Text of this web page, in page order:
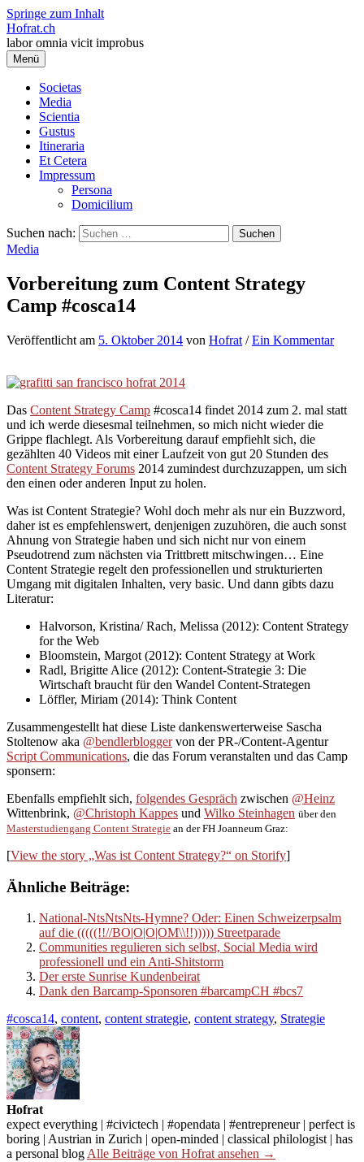
Springe zum Inhalt
Hofrat.ch
labor omnia vicit improbus
Menü
Societas
Media
Scientia
Gustus
Itineraria
Et Cetera
Impressum
Persona
Domicilium
Suchen nach:
Media
Vorbereitung zum Content Strategy
Camp #cosca14
Veröffentlicht am 5. Oktober 2014 von Hofrat /Ein Kommentar
Das Content Strategy Camp #cosca14 findet 2014 zum 2. mal statt
und ich werde diesesmal teilnehmen, so mich nicht wieder die
Grippe flachlegt. Als Vorbereitung darauf empfiehlt sich, die
gezählten 40 Videos mit einer Laufzeit von gut 20 Stunden des
Content Strategy Forums 2014 zumindest durchzuzappen, um sich
den einen oder anderen Input zu holen.
Was ist Content Strategie? Wohl doch mehr als nur ein Buzzword,
daher ist es empfehlenswert, denjenigen zuzuhören, die auch sonst
Ahnung von Strategie haben und sich nicht nur von einem
Pseudotrend zum nächsten via Trittbrett mitschwingen… Eine
Content Strategie regelt den professionellen und strukturierten
Umgang mit digitalen Inhalten, very basic. Und dann gibts dazu
Literatur:
Halvorson, Kristina/ Rach, Melissa (2012): Content Strategy
for the Web
Bloomstein, Margot (2012): Content Strategy at Work
Radl, Brigitte Alice (2012): Content-Strategie 3: Die
Wirtschaft braucht für den Wandel Content-Strategen
Löffler, Miriam (2014): Think Content
Zusammengestellt hat diese Liste dankenswerterweise Sascha
Stoltenow aka @bendlerbloggervon der PR-/Content-Agentur
Script Communications, die das Forum veranstalten und das Camp
sponsern:
Ebenfalls empfiehlt sich, folgendes Gespräch zwischen @Heinz
Wittenbrink, @Christoph Kappes und Wilko Steinhagen über den
Masterstudiengang Content Strategie an der FH Joanneum Graz:
[View the story „Was ist Content Strategy?“ on Storify]
Ähnliche Beiträge:
National-NtsNtsNts-Hymne? Oder: Einen Schweizerpsalm
auf die (((((!!//BO|O|O|OM\\!!))))) Streetparade
Communities regulieren sich selbst, Social Media wird
professionell und ein Anti-Shitstorm
Der erste Sunrise Kundenbeirat
Dank den Barcamp-Sponsoren #barcampCH #bcs7
#cosca14, content, content strategie, content strategy, Strategie
Hofrat
expect everything | #civictech | #opendata | #entrepreneur | perfect is
boring | Austrian in Zurich | open-minded | classical philologist | has
a personal blog Alle Beiträge von Hofrat ansehen →